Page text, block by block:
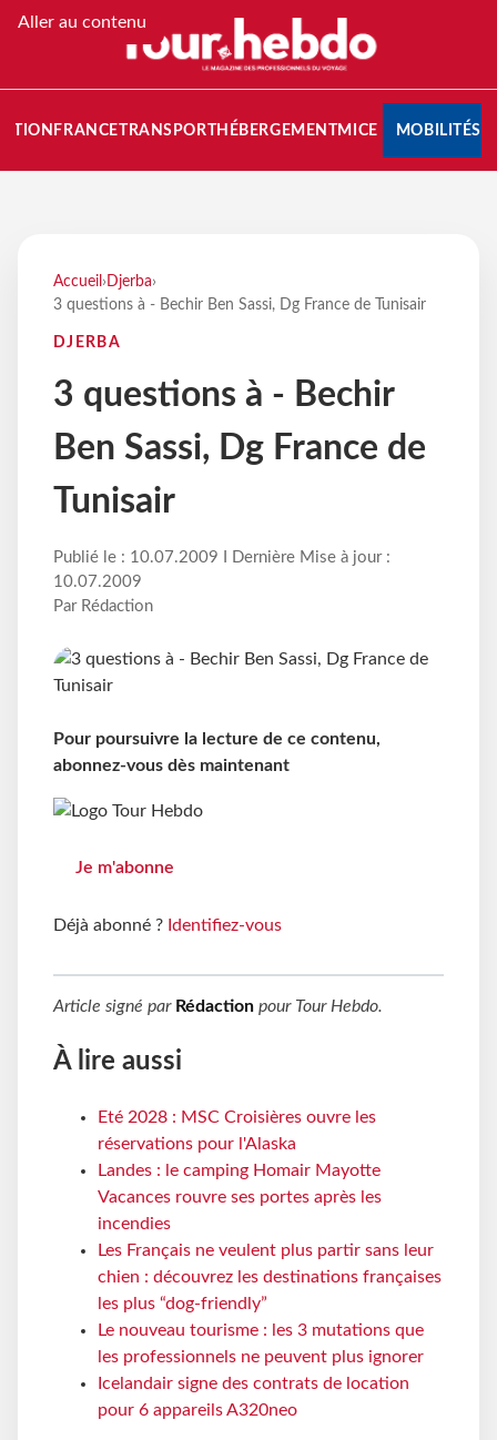
Aller au contenu
FRANCETRANSPORT HÉBERGEMENTMICE MOBILITÉS
Accueil › Djerba›
3 questions à - Bechir Ben Sassi, Dg France de Tunisair
DJERBA
3 questions à - Bechir
Ben Sassi, Dg France de
Tunisair
Publié le : 10.07.2009 I Dernière Mise à jour :
10.07.2009
Par Rédaction
Pour poursuivre la lecture de ce contenu,
abonnez-vous dès maintenant
Je m'abonne
Déjà abonné ? Identifiez-vous
Article signé par Rédaction pour Tour Hebdo.
À lire aussi
Eté 2028 : MSC Croisières ouvre les
réservations pour l'Alaska
Landes : le camping Homair Mayotte
Vacances rouvre ses portes après les
incendies
Les Français ne veulent plus partir sans leur
chien : découvrez les destinations françaises
les plus “dog-friendly”
Le nouveau tourisme : les 3 mutations que
les professionnels ne peuvent plus ignorer
Icelandair signe des contrats de location
pour 6 appareils A320neo